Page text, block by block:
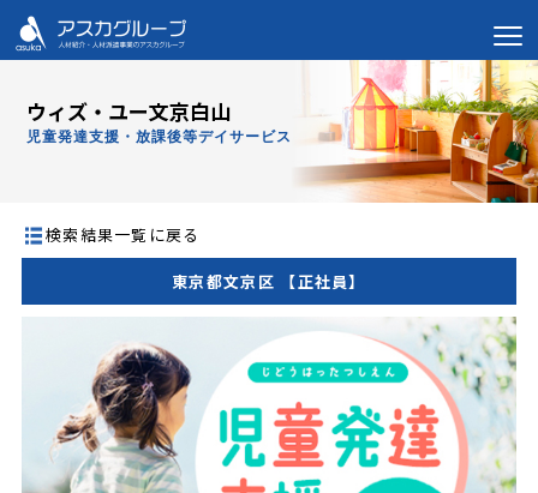
ウィズ・ユー文京白山
児童発達支援・放課後等デイサービス
検索結果一覧に戻る
東京都文京区 【正社員】